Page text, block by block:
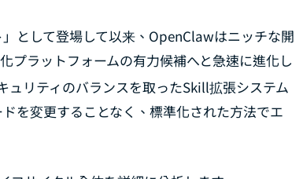
x Discordサーバー連携完全ガイド：Bot作成からコミュニ
x Excelオフィス自動化完全ガイド：AI駆動のレポート生
として登場して以来、OpenClawはニッチな開
プラットフォームの有力候補へと急速に進化し
ュリティのバランスを取ったSkill拡張システム
を変更することなく、標準化された方法でエ